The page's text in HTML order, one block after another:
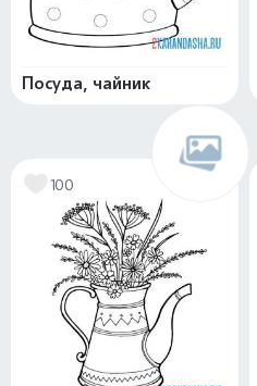
Посуда, чайник
100